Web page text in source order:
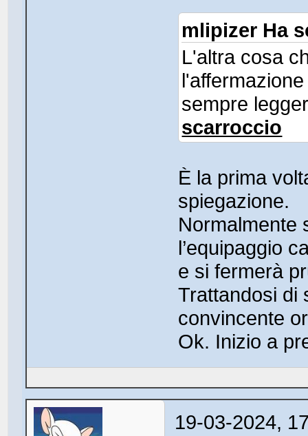
mlipizer Ha
L'altra cosa
sempre
scarroccio
È la prima
spiegazione.
Normalmente
l’equipaggio
e si fermerà
Trattandosi di
convincente
Ok. Inizio a
19-03-2024,